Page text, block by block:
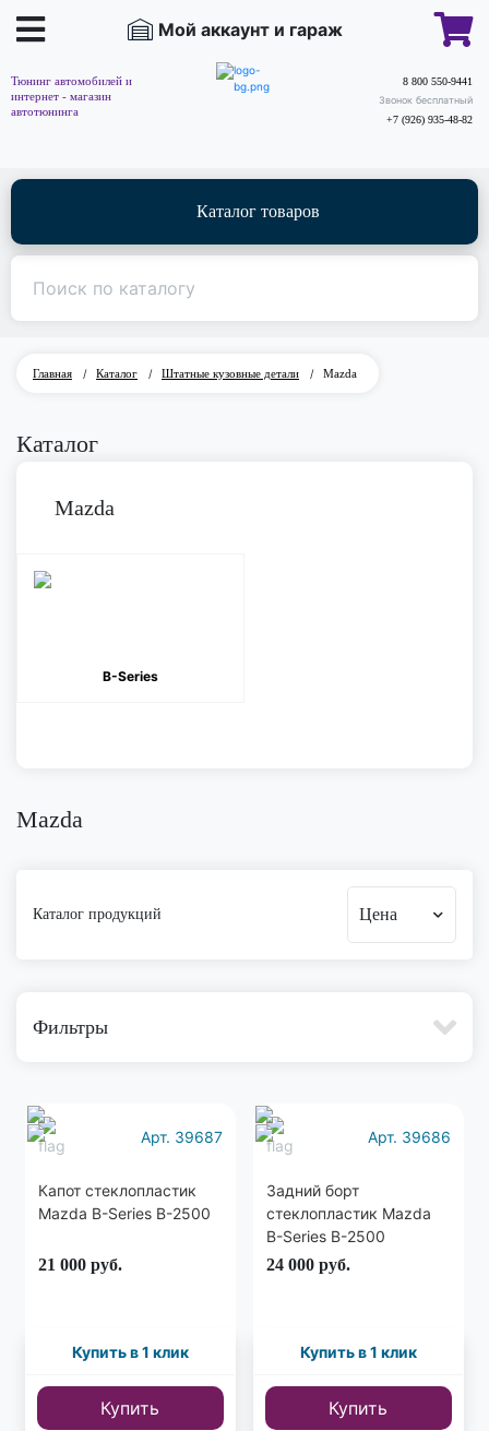
Мой аккаунт и гараж
Тюнинг автомобилей и
интернет - магазин
автотюнинга
8 800 550-9441
Звонок бесплатный
+7 (926) 935-48-82
Каталог товаров
Главная / Каталог / Штатные кузовные детали / Mazda
Каталог
Mazda
B-Series
Mazda
Каталог продукций Цена
Фильтры
Арт. 39687
Капот стеклопластик
Mazda B-Series B-2500
21 000 руб.
Купить в 1 клик
Купить
Арт. 39686
Задний борт
стеклопластик Mazda
B-Series B-2500
24 000 руб.
Купить в 1 клик
Купить